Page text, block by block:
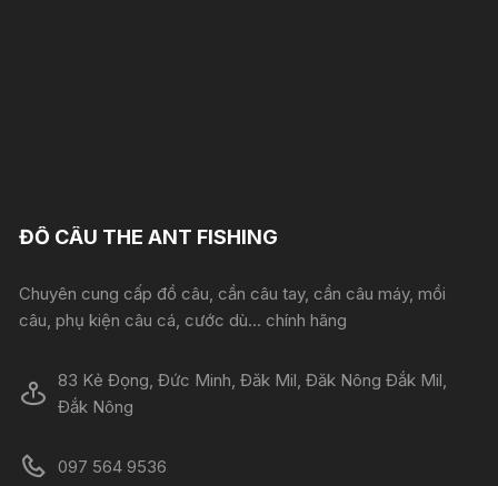
ĐỒ CÂU THE ANT FISHING
Chuyên cung cấp đồ câu, cần câu tay, cần câu máy, mồi
câu, phụ kiện câu cá, cước dù... chính hãng
83 Kẻ Đọng, Đức Minh, Đăk Mil, Đăk Nông Đắk Mil,
Đắk Nông
097 564 9536